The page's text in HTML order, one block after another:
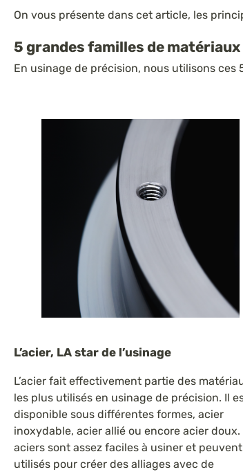
On vous présente dans cet article, les
5 grandes familles de
En usinage de précision, nous utilisons
L’acier, LA star de l’usinage
L’acier fait effectivement partie des
les plus utilisés en usinage de précision. Il
disponible sous différentes formes, acier
inoxydable, acier allié ou encore acier doux.
aciers sont assez faciles à usiner et
utilisés pour créer des alliages avec de